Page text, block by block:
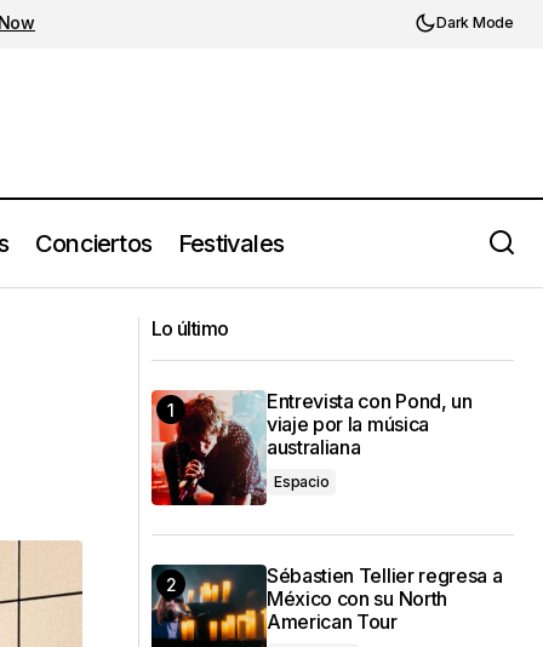
Dark Mode
Conciertos Festivales
Suaves Lluvias (2025) en México
Lo último
Entrevista con Pond, un
viaje por la música
australiana
Espacio
Sébastien Tellier regresa a
México con su North
American Tour